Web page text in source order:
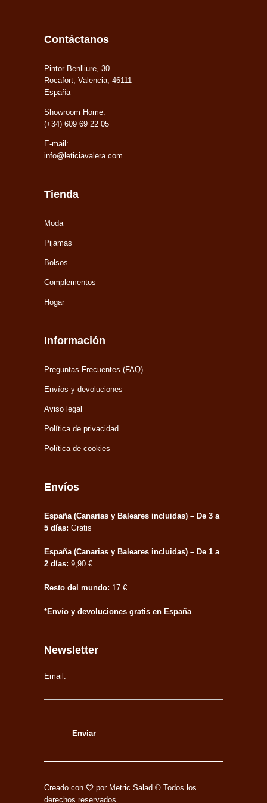
Contáctanos
Pintor Benlliure, 30
Rocafort, Valencia, 46111
España
Showroom Home:
(+34) 609 69 22 05
E-mail:
info@leticiavalera.com
Tienda
Moda
Pijamas
Bolsos
Complementos
Hogar
Información
Preguntas Frecuentes (FAQ)
Envíos y devoluciones
Aviso legal
Política de privacidad
Política de cookies
Envíos
España (Canarias y Baleares incluidas) – De 3 a
5 días: Gratis
España (Canarias y Baleares incluidas) – De 1 a
2 días: 9,90 €
Resto del mundo: 17 €
*Envío y devoluciones gratis en España
Newsletter
Email:
Creado con por Metric Salad © Todos los
derechos reservados.